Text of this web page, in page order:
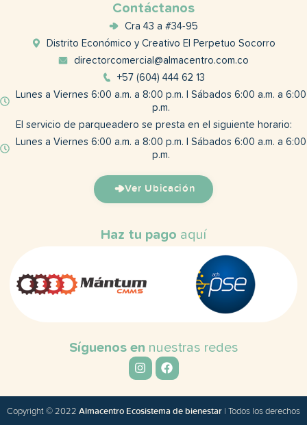
Contáctanos
Cra 43 a #34-95
Distrito Económico y Creativo El Perpetuo Socorro
directorcomercial@almacentro.com.co
+57 (604) 444 62 13
Lunes a Viernes 6:00 a.m. a 8:00 p.m. | Sábados 6:00 a.m. a 6:00
p.m.
El servicio de parqueadero se presta en el siguiente horario:
Lunes a Viernes 6:00 a.m. a 8:00 p.m. | Sábados 6:00 a.m. a 6:00
p.m.
Ver Ubicación
Haz tu pago aquí
Síguenos en nuestras redes
Copyright © 2022 Almacentro Ecosistema de bienestar | Todos los derechos